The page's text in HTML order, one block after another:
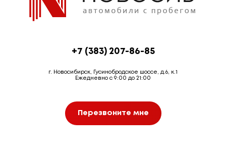
+7 (383) 207-86-85
г. Новосибирск, Гусинобродское шоссе, д.6, к.1
Ежедневно с 9:00 до 21:00
Перезвоните мне